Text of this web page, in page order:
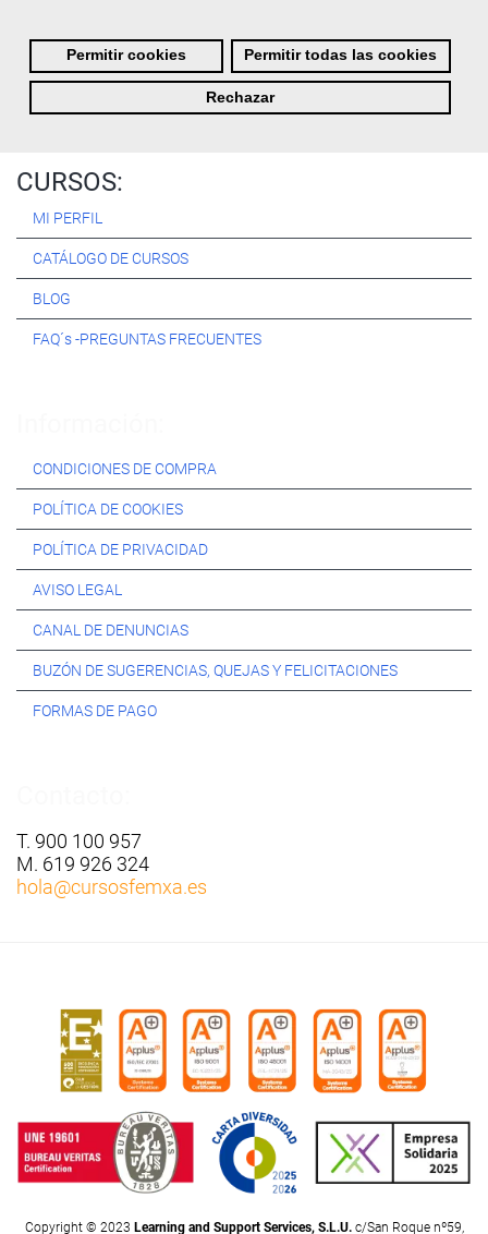
Permitir cookies Permitir todas las cookies
Rechazar
CURSOS:
MI PERFIL
CATÁLOGO DE CURSOS
BLOG
FAQ´s -PREGUNTAS FRECUENTES
CONDICIONES DE COMPRA
POLÍTICA DE COOKIES
POLÍTICA DE PRIVACIDAD
AVISO LEGAL
CANAL DE DENUNCIAS
BUZÓN DE SUGERENCIAS, QUEJAS Y FELICITACIONES
FORMAS DE PAGO
T. 900 100 957
M. 619 926 324
hola@cursosfemxa.es
Copyright © 2023 Learning and Support Services, S.L.U.c/San Roque nº59,